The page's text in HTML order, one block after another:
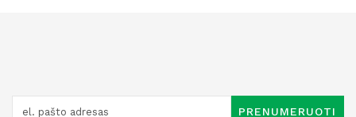
PRENUMERUOTI